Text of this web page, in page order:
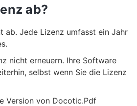
ab?
ab. Jede Lizenz umfasst ein Jahr
nicht erneuern. Ihre Software
selbst wenn Sie die Lizenz
Version von Docotic.Pdf